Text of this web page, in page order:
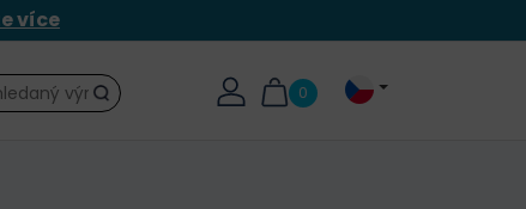
více
0
Hledat